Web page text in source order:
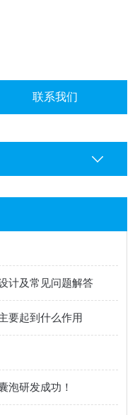
联系我们
计及常见问题解答
要起到什么作用
泡研发成功！